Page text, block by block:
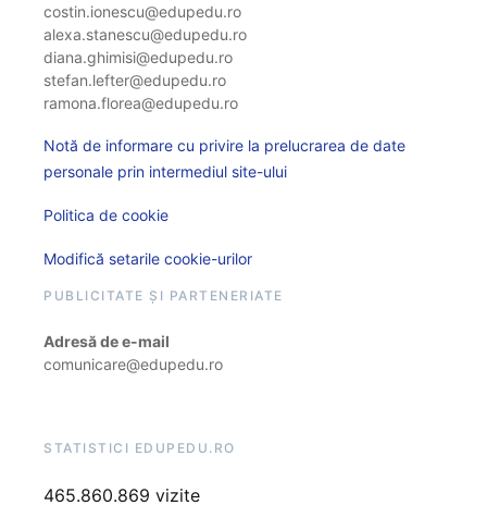
costin.ionescu@edupedu.ro
alexa.stanescu@edupedu.ro
diana.ghimisi@edupedu.ro
stefan.lefter@edupedu.ro
ramona.florea@edupedu.ro
Notă de informare cu privire la prelucrarea de date
personale prin intermediul site-ului
Politica de cookie
Modifică setarile cookie-urilor
PUBLICITATE ȘI PARTENERIATE
Adresă de e-mail
comunicare@edupedu.ro
STATISTICI EDUPEDU.RO
465.860.869 vizite